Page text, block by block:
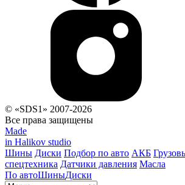
© «SDS1» 2007-2026
Все права защищены
Made
in Halikov studio
Шины Диски Подбор по авто АКБ
спецтехника Датчики давления Масла
По автоШиныДиски